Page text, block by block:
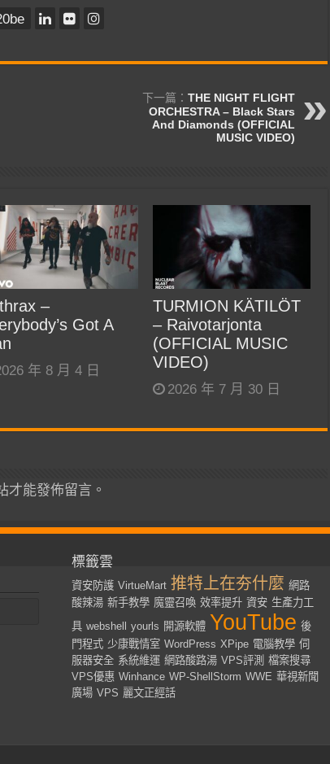
下一篇： THE NIGHT FLIGHT
ORCHESTRA – Black Stars
And Diamonds (OFFICIAL
MUSIC VIDEO)
–
Got A
年 8 月 4 日
TURMION KÄTILÖT
– Raivotarjonta
(OFFICIAL MUSIC
VIDEO)
2026 年 7 月 30 日
才能發佈留言。
標籤雲
資安防護 VirtueMart 推特上在夯什麼 網路
酸辣湯 新手教學 魔靈召喚 效率提升 資安 生產力工
具 webshell yourls 開源軟體 YouTube 後
門程式 少康戰情室 WordPress XPipe 電腦教學 伺
服器安全 系統維運 網路酸路湯 VPS評測 檔案搜尋
VPS優惠 Winhance WP-ShellStorm WWE 華視新聞
廣場 VPS 麗文正經話